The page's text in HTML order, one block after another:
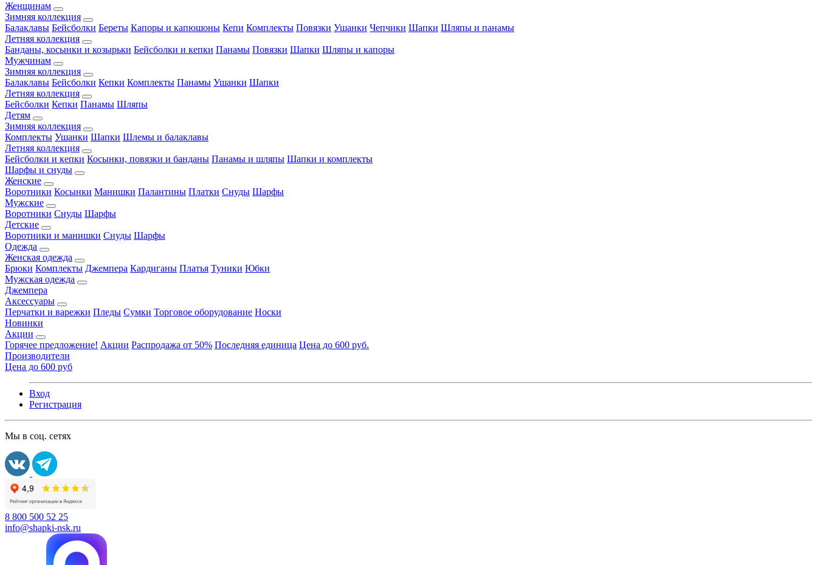
Женщинам
Зимняя коллекция
Балаклавы Бейсболки Береты Капоры и капюшоны Кепи Комплекты Повязки Ушанки Чепчики Шапки Шляпы и панамы
Летняя коллекция
Банданы, косынки и козырьки Бейсболки и кепки Панамы Повязки Шапки Шляпы и капоры
Мужчинам
Зимняя коллекция
Балаклавы Бейсболки Кепки Комплекты Панамы Ушанки Шапки
Летняя коллекция
Бейсболки Кепки Панамы Шляпы
Детям
Зимняя коллекция
Комплекты Ушанки Шапки Шлемы и балаклавы
Летняя коллекция
Бейсболки и кепки Косынки, повязки и банданы Панамы и шляпы Шапки и комплекты
Шарфы и снуды
Женские
Воротники Косынки Манишки Палантины Платки Снуды Шарфы
Мужские
Воротники Снуды Шарфы
Детские
Воротники и манишки Снуды Шарфы
Одежда
Женская одежда
Брюки Комплекты Джемпера Кардиганы Платья Туники Юбки
Мужская одежда
Джемпера
Аксессуары
Перчатки и варежки Пледы Сумки Торговое оборудование Носки
Новинки
Акции
Горячее предложение! Акции Распродажа от 50% Последняя единица Цена до 600 руб.
Производители
Цена до 600 руб
Вход
Регистрация
Мы в соц. сетях
8 800 500 52 25
info@shapki-nsk.ru